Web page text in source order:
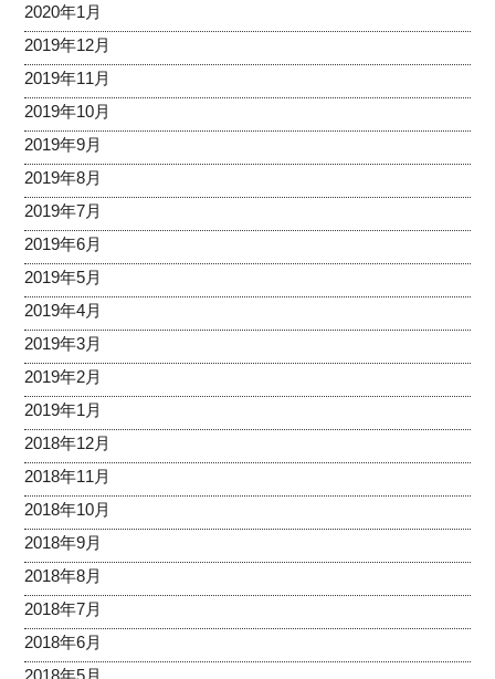
2020年1月
2019年12月
2019年11月
2019年10月
2019年9月
2019年8月
2019年7月
2019年6月
2019年5月
2019年4月
2019年3月
2019年2月
2019年1月
2018年12月
2018年11月
2018年10月
2018年9月
2018年8月
2018年7月
2018年6月
2018年5月